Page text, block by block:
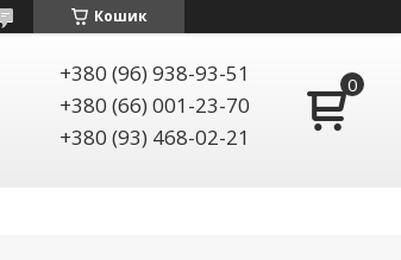
Кошик
+380 (96) 938-93-51
+380 (66) 001-23-70
+380 (93) 468-02-21